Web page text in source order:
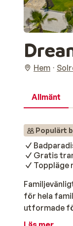
Hem
Allmänt
Populärt
Gratis
Toppläge
för hela
utformade
vistelse.